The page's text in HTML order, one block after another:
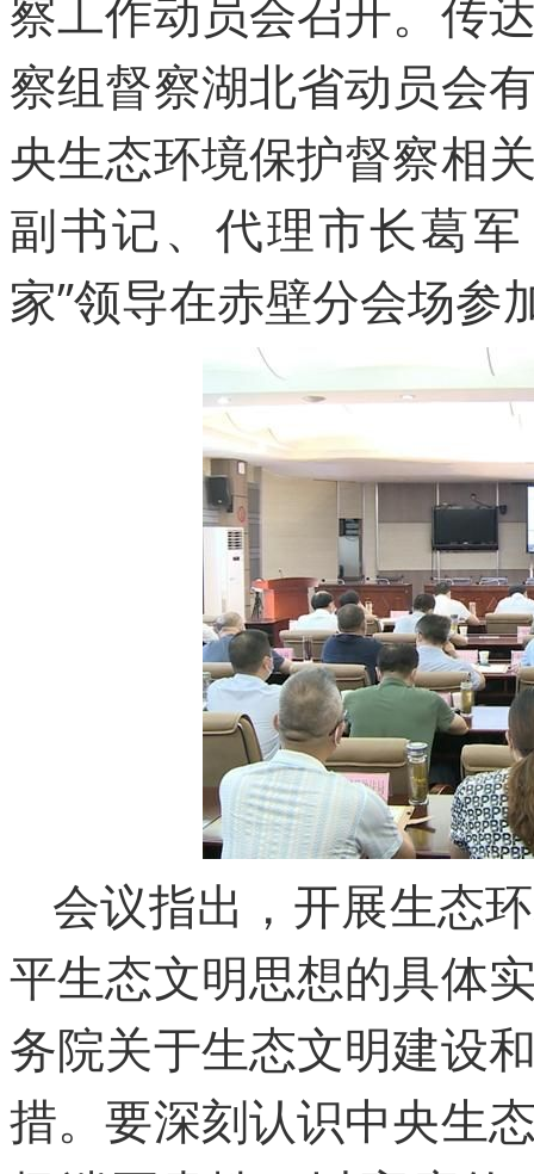
察工作动员会召开。传
察组督察湖北省动员会
央生态环境保护督察相
副书记、代理市长葛
家”领导在赤壁分会场参
会议指出，开展生态
平生态文明思想的具体
务院关于生态文明建设
措。要深刻认识中央生